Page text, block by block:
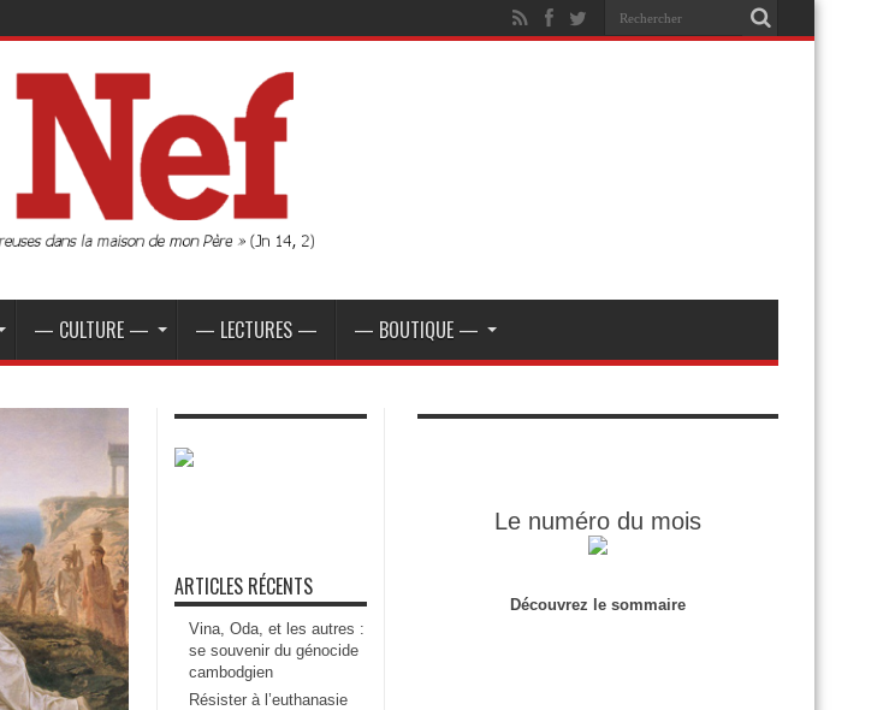
— CULTURE — — LECTURES — — BOUTIQUE —
ARTICLES RÉCENTS
Vina, Oda, et les autres :
se souvenir du génocide
cambodgien
Résister à l’euthanasie
Le numéro du mois
Découvrez le sommaire